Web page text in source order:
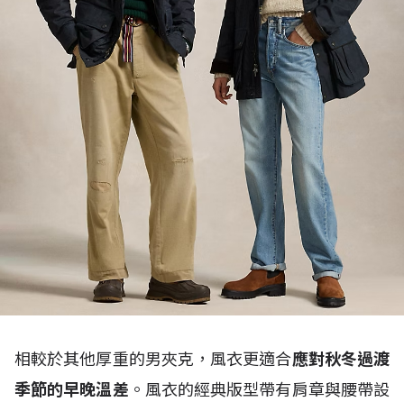
相較於其他厚重的男夾克，風衣更適合應對秋冬過渡
季節的早晚溫差 。風衣的經典版型帶有肩章與腰帶設